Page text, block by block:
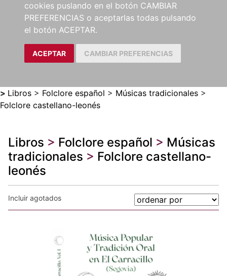
cookies puslando en el botón CAMBIAR
PREFERENCIAS o aceptarlas todas pulsando
el botón ACEPTAR.
ACEPTAR CAMBIAR PREFERENCIAS
> Libros > Folclore español > Músicas tradicionales >
Folclore castellano-leonés
Libros > Folclore español > Músicas
tradicionales > Folclore castellano-
leonés
Incluir agotados